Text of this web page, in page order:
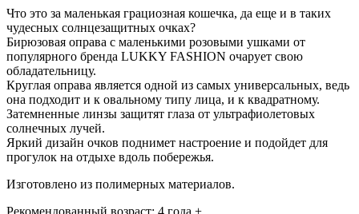
Что это за маленькая грациозная кошечка, да еще и в таких
чудесных солнцезащитных очках?
Бирюзовая оправа с маленькими розовыми ушками от
популярного бренда LUKKY FASHION очарует свою
обладательницу.
Круглая оправа является одной из самых универсальных, ведь
она подходит и к овальному типу лица, и к квадратному.
Затемненные линзы защитят глаза от ультрафиолетовых
солнечных лучей.
Яркий дизайн очков поднимет настроение и подойдет для
прогулок на отдыхе вдоль побережья.
Изготовлено из полимерных материалов.
Рекомендованный возраст: 4 года +